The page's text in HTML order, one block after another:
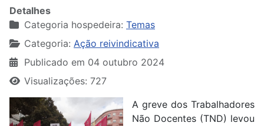
Detalhes
Categoria hospedeira: Temas
Categoria: Ação reivindicativa
Publicado em 04 outubro 2024
Visualizações: 727
A greve dos Trabalhadores
Não Docentes (TND) levou